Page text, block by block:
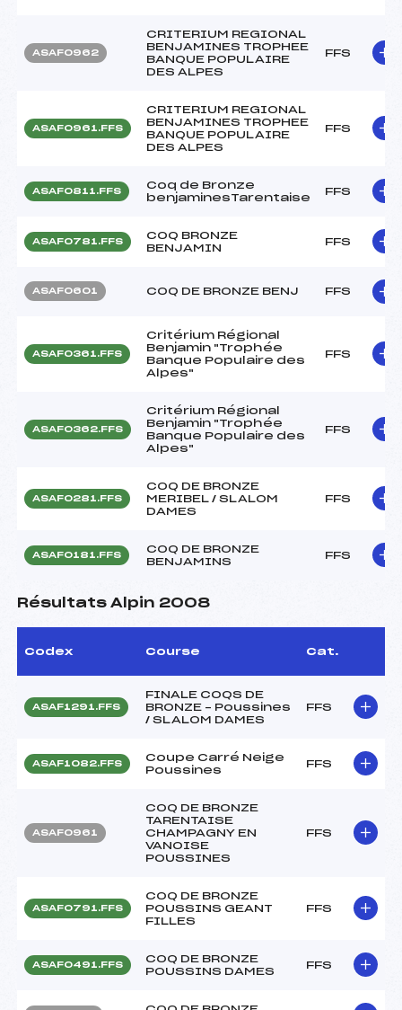
ASAF0962
CRITERIUM REGIONAL
BENJAMINES TROPHEE
BANQUE POPULAIRE
DES ALPES
FFS
ASAF0961.FFS
CRITERIUM REGIONAL
BENJAMINES TROPHEE
BANQUE POPULAIRE
DES ALPES
FFS
ASAF0811.FFS
Coq de Bronze
benjaminesTarentaise
FFS
ASAF0781.FFS
COQ BRONZE
BENJAMIN
FFS
ASAF0601 COQ DE BRONZE BENJ FFS
ASAF0361.FFS
Critérium Régional
Benjamin "Trophée
Banque Populaire des
Alpes"
FFS
ASAF0362.FFS
Critérium Régional
Benjamin "Trophée
Banque Populaire des
Alpes"
FFS
ASAF0281.FFS
COQ DE BRONZE
MERIBEL / SLALOM
DAMES
FFS
ASAF0181.FFS
COQ DE BRONZE
BENJAMINS
FFS
Résultats Alpin 2008
Codex Course Cat.
ASAF1291.FFS
FINALE COQS DE
BRONZE – Poussines
/ SLALOM DAMES
FFS
ASAF1082.FFS
Coupe Carré Neige
Poussines
FFS
ASAF0961
COQ DE BRONZE
TARENTAISE
CHAMPAGNY EN
VANOISE
POUSSINES
FFS
ASAF0791.FFS
COQ DE BRONZE
POUSSINS GEANT
FILLES
FFS
ASAF0491.FFS
COQ DE BRONZE
POUSSINS DAMES
FFS